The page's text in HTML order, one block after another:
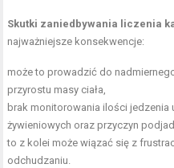
Skutki zaniedbywania liczenia
najważniejsze konsekwencje:
może to prowadzić do
przyrostu masy ciała,
brak monitorowania ilości
żywieniowych oraz przyczyn
to z kolei może wiązać się z
odchudzaniu.